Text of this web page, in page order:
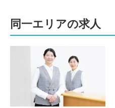
同一エリアの求人